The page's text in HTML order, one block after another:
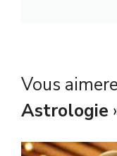
Vous
Astrologie